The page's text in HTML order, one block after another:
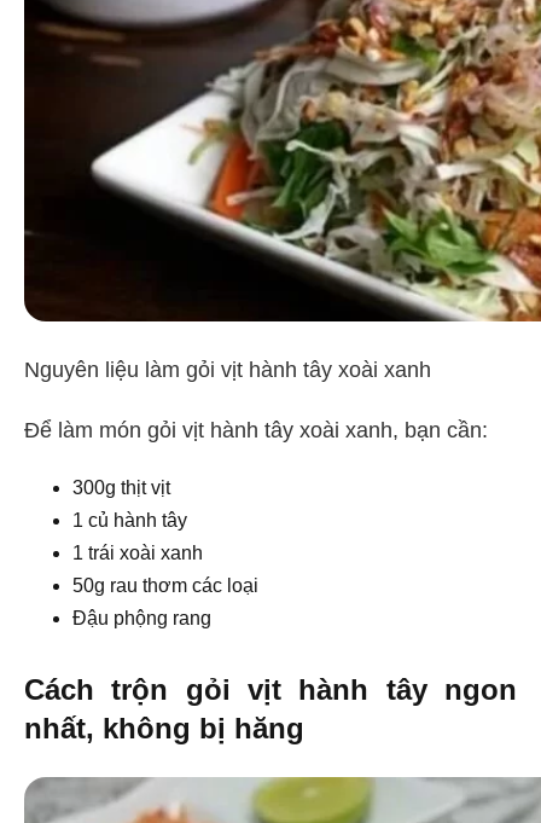
Nguyên liệu làm gỏi vịt hành tây xoài xanh
Để làm món gỏi vịt hành tây xoài xanh, bạn cần:
300g thịt vịt
1 củ hành tây
1 trái xoài xanh
50g rau thơm các loại
Đậu phộng rang
Cách trộn gỏi vịt hành tây ngon
nhất, không bị hăng